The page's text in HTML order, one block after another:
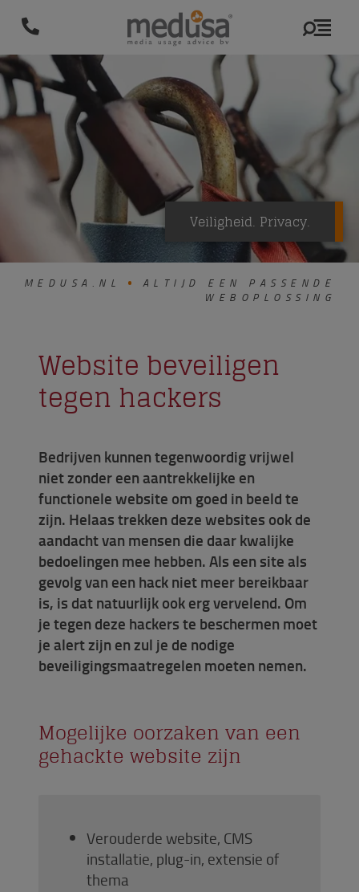
Veiligheid. Privacy.
MEDUSA.NL
ALTIJD EEN PASSENDE
WEBOPLOSSING
Website beveiligen
tegen hackers
Bedrijven kunnen tegenwoordig vrijwel
niet zonder een aantrekkelijke en
functionele website om goed in beeld te
zijn. Helaas trekken deze websites ook de
aandacht van mensen die daar kwalijke
bedoelingen mee hebben. Als een site als
gevolg van een hack niet meer bereikbaar
is, is dat natuurlijk ook erg vervelend. Om
je tegen deze hackers te beschermen moet
je alert zijn en zul je de nodige
beveiligingsmaatregelen moeten nemen.
Mogelijke oorzaken van een
gehackte website zijn
Verouderde website, CMS
installatie, plug-in, extensie of
thema